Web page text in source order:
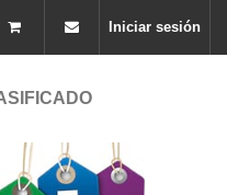
Iniciar sesión